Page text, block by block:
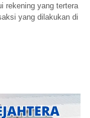
rekening yang tertera
yang dilakukan di